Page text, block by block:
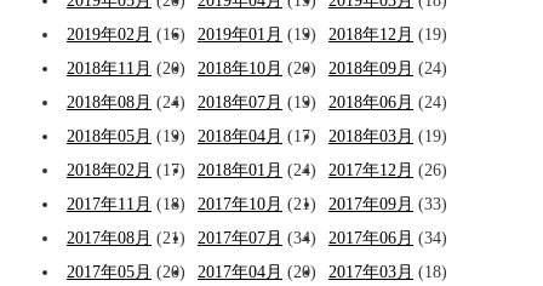
2019年02月 (16) 2019年01月 (19) 2018年12月 (19)
2018年11月 (20) 2018年10月 (20) 2018年09月 (24)
2018年08月 (24) 2018年07月 (19) 2018年06月 (24)
2018年05月 (19) 2018年04月 (17) 2018年03月 (19)
2018年02月 (17) 2018年01月 (24) 2017年12月 (26)
2017年11月 (18) 2017年10月 (21) 2017年09月 (33)
2017年08月 (21) 2017年07月 (34) 2017年06月 (34)
2017年05月 (20) 2017年04月 (20) 2017年03月 (18)